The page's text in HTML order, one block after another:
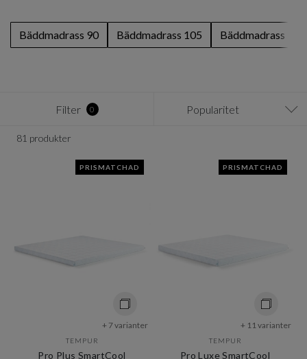
Bäddmadrass 90 Bäddmadrass 105 Bäddmadrass 120
Filter 0 Popularitet
81 produkter
PRISMATCHAD
+ 7 varianter
TEMPUR
Pro Plus SmartCool
PRISMATCHAD
+ 11 varianter
TEMPUR
Pro Luxe SmartCool